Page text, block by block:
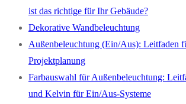
ist das richtige für Ihr Gebäude?
Dekorative Wandbeleuchtung
Außenbeleuchtung (Ein/Aus): Leitfaden
Projektplanung
Farbauswahl für Außenbeleuchtung:
und Kelvin für Ein/Aus-Systeme